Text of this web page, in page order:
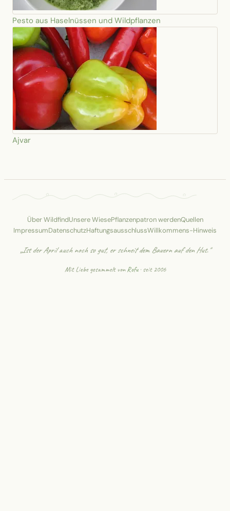
Pesto aus Haselnüssen und Wildpflanzen
Ajvar
Über WildfindUnsere WiesePflanzenpatron werdenQuellen
ImpressumDatenschutzHaftungsausschlussWillkommens-Hinweis
„Ist der April auch noch so gut, er schneit dem Bauern auf den Hut."
Mit Liebe gesammelt vonRofu· seit 2006